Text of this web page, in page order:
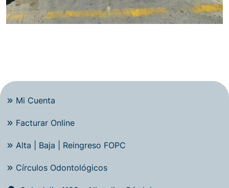
Mi Cuenta
Facturar Online
Alta | Baja | Reingreso FOPC
Círculos Odontológicos